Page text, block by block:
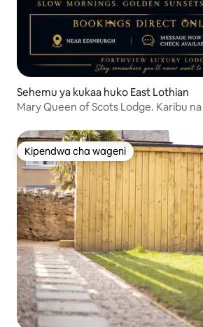
Sehemu ya kukaa huko East Lothian
Mary Queen of Scots Lodge. Karibu na
Kipendwa cha wageni
Kipendwa cha wageni